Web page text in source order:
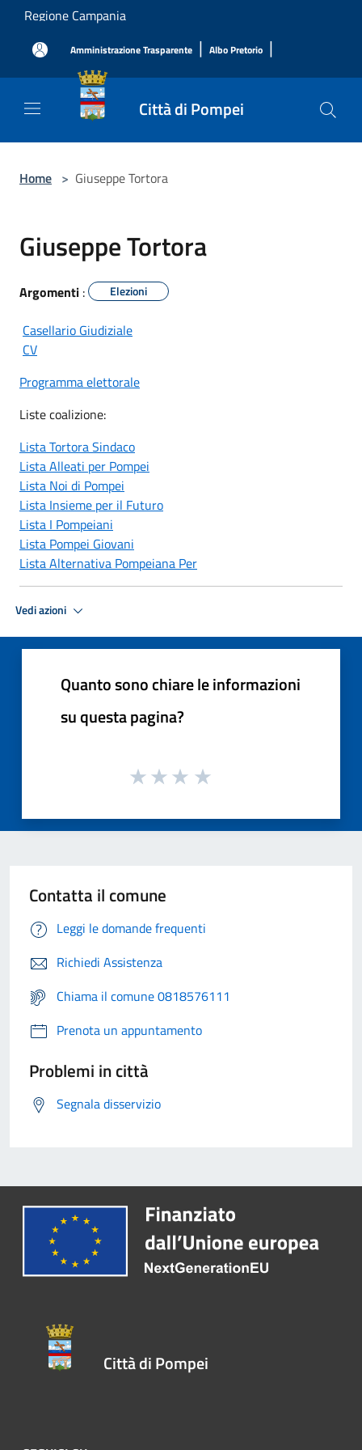
Salta al contenuto principale
Regione Campania
Amministrazione Trasparente | Albo Pretorio |
Città di Pompei
Home > Giuseppe Tortora
Giuseppe Tortora
Argomenti : Elezioni
Casellario Giudiziale
CV
Programma elettorale
Liste coalizione:
Lista Tortora Sindaco
Lista Alleati per Pompei
Lista Noi di Pompei
Lista Insieme per il Futuro
Lista I Pompeiani
Lista Pompei Giovani
Lista Alternativa Pompeiana Per
Vedi azioni
Quanto sono chiare le informazioni
su questa pagina?
Contatta il comune
Leggi le domande frequenti
Richiedi Assistenza
Chiama il comune 0818576111
Prenota un appuntamento
Problemi in città
Segnala disservizio
Città di Pompei